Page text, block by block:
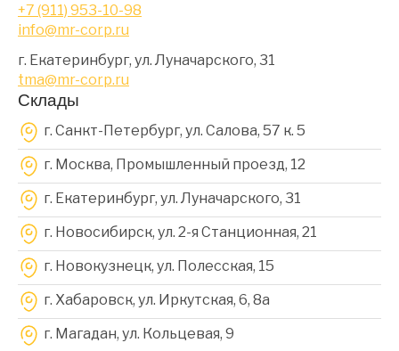
+7 (911) 953-10-98
info@mr-corp.ru
г. Екатеринбург, ул. Луначарского, 31
tma@mr-corp.ru
Склады
г. Санкт-Петербург, ул. Салова, 57 к. 5
г. Москва, Промышленный проезд, 12
г. Екатеринбург, ул. Луначарского, 31
г. Новосибирск, ул. 2-я Станционная, 21
г. Новокузнецк, ул. Полесская, 15
г. Хабаровск, ул. Иркутская, 6, 8a
г. Магадан, ул. Кольцевая, 9